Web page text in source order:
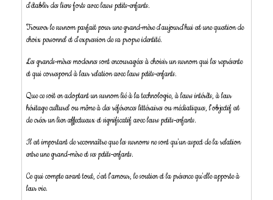
d'établir des liens forts avec leurs petits-enfants.
Trouver le surnom parfait pour une grand-mère d'aujourd'hui est une question de
choix personnel et d'expression de sa propre identité.
Les grands-mères modernes sont encouragées à choisir un surnom qui les représente
et qui correspond à leur relation avec leurs petits-enfants.
Que ce soit en adoptant un surnom lié à la technologie, à leurs intérêts, à leur
héritage culturel ou même à des références littéraires ou médiatiques, l'objectif est
de créer un lien affectueux et significatif avec leurs petits-enfants.
Il est important de reconnaître que les surnoms ne sont qu'un aspect de la relation
entre une grand-mère et ses petits-enfants.
Ce qui compte avant tout, c'est l'amour, le soutien et la présence qu'elle apporte à
leur vie.